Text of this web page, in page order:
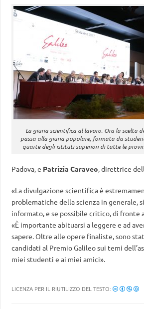
La giuria scientifica al lavoro. Ora la scelta
passa alla giuria popolare, formata da
quarte degli istituti superiori di tutte le
Padova, e Patrizia Caraveo, direttrice
«La divulgazione scientifica è
problematiche della scienza in generale,
informato, e se possibile critico, di fronte
«È importante abituarsi a leggere e ad
sapere. Oltre alle opere finaliste, sono
candidati al Premio Galileo sui temi
miei studenti e ai miei amici».
LICENZA PER IL RIUTILIZZO DEL TESTO: